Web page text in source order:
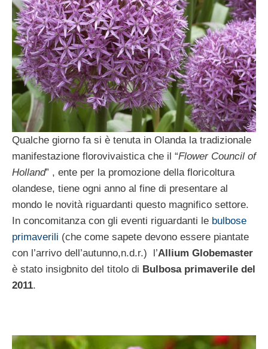
Qualche giorno fa si è tenuta in Olanda la tradizionale
manifestazione florovivaistica che il “Flower Council of
Holland” , ente per la promozione della floricoltura
olandese, tiene ogni anno al fine di presentare al
mondo le novità riguardanti questo magnifico settore.
In concomitanza con gli eventi riguardanti le bulbose
primaverili (che come sapete devono essere piantate
con l’arrivo dell’autunno,n.d.r.) l’Allium Globemaster
è stato insigbnito del titolo di Bulbosa primaverile del
2011.